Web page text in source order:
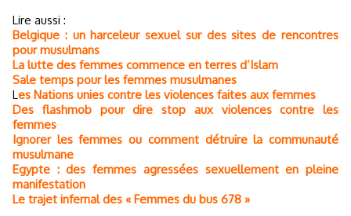
Lire aussi :
Belgique : un harceleur sexuel sur des sites de rencontres
pour musulmans
La lutte des femmes commence en terres d’Islam
Sale temps pour les femmes musulmanes
Les Nations unies contre les violences faites aux femmes
Des flashmob pour dire stop aux violences contre les
femmes
Ignorer les femmes ou comment détruire la communauté
musulmane
Egypte : des femmes agressées sexuellement en pleine
manifestation
Le trajet infernal des « Femmes du bus 678 »